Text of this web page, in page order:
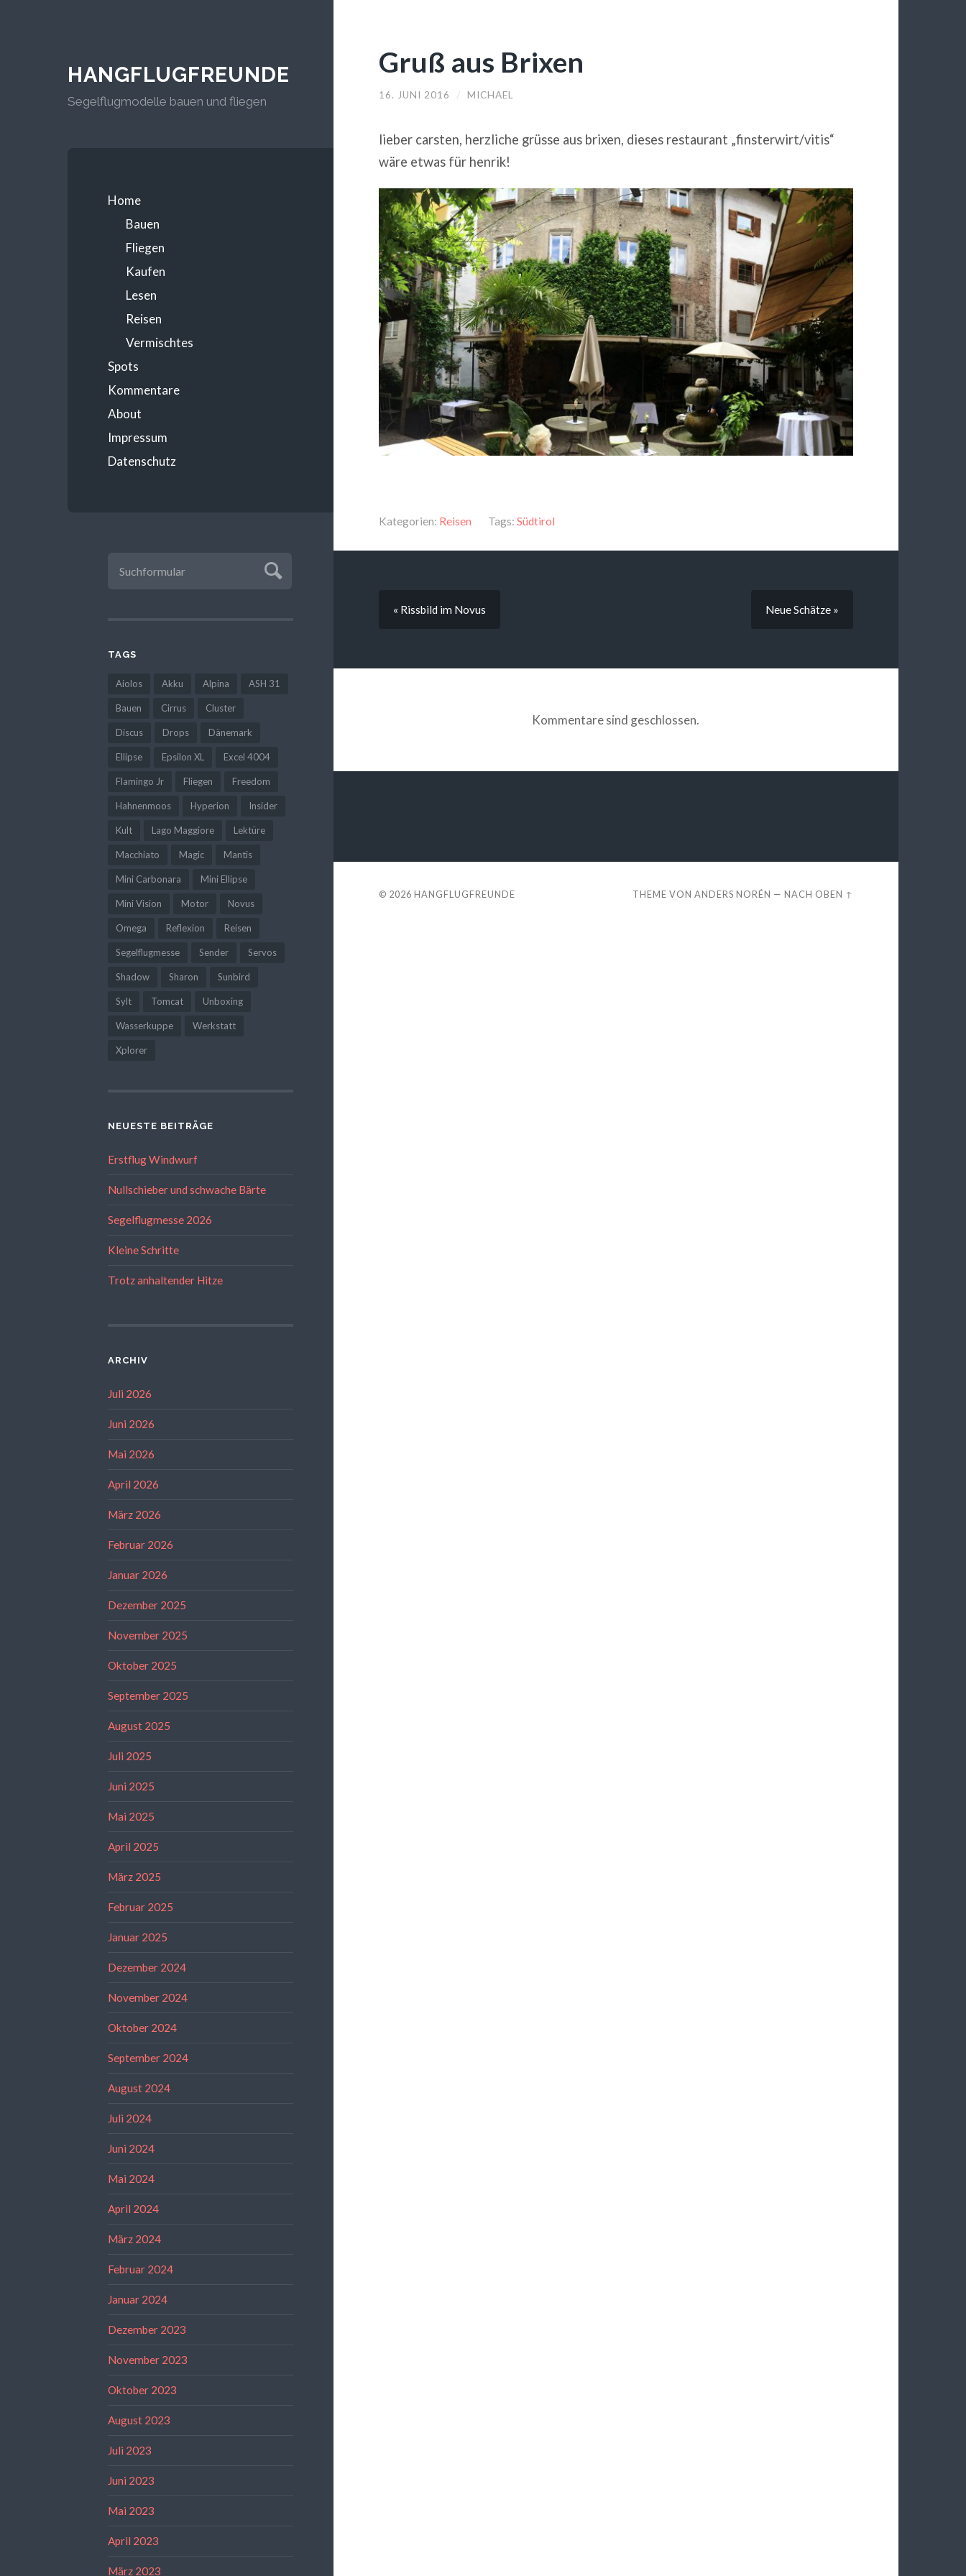
HANGFLUGFREUNDE
Segelflugmodelle bauen und fliegen
Home
Bauen
Fliegen
Kaufen
Lesen
Reisen
Vermischtes
Spots
Kommentare
About
Impressum
Datenschutz
TAGS
Aiolos Akku Alpina ASH 31
Bauen Cirrus Cluster
Discus Drops Dänemark
Ellipse Epsilon XL Excel 4004
Flamingo Jr Fliegen Freedom
Hahnenmoos Hyperion Insider
Kult Lago Maggiore Lektüre
Macchiato Magic Mantis
Mini Carbonara Mini Ellipse
Mini Vision Motor Novus
Omega Reflexion Reisen
Segelflugmesse Sender Servos
Shadow Sharon Sunbird
Sylt Tomcat Unboxing
Wasserkuppe Werkstatt
Xplorer
NEUESTE BEITRÄGE
Erstflug Windwurf
Nullschieber und schwache Bärte
Segelflugmesse 2026
Kleine Schritte
Trotz anhaltender Hitze
ARCHIV
Juli 2026
Juni 2026
Mai 2026
April 2026
März 2026
Februar 2026
Januar 2026
Dezember 2025
November 2025
Oktober 2025
September 2025
August 2025
Juli 2025
Juni 2025
Mai 2025
April 2025
März 2025
Februar 2025
Januar 2025
Dezember 2024
November 2024
Oktober 2024
September 2024
August 2024
Juli 2024
Juni 2024
Mai 2024
April 2024
März 2024
Februar 2024
Januar 2024
Dezember 2023
November 2023
Oktober 2023
August 2023
Juli 2023
Juni 2023
Mai 2023
April 2023
März 2023
Gruß aus Brixen
16. JUNI 2016 / MICHAEL
lieber carsten, herzliche grüsse aus brixen, dieses restaurant „finsterwirt/vitis“
wäre etwas für henrik!
Kategorien: Reisen Tags: Südtirol
« Rissbild im Novus Neue Schätze »
Kommentare sind geschlossen.
© 2026 HANGFLUGFREUNDE THEME VONANDERS NORÉN —NACH OBEN ↑